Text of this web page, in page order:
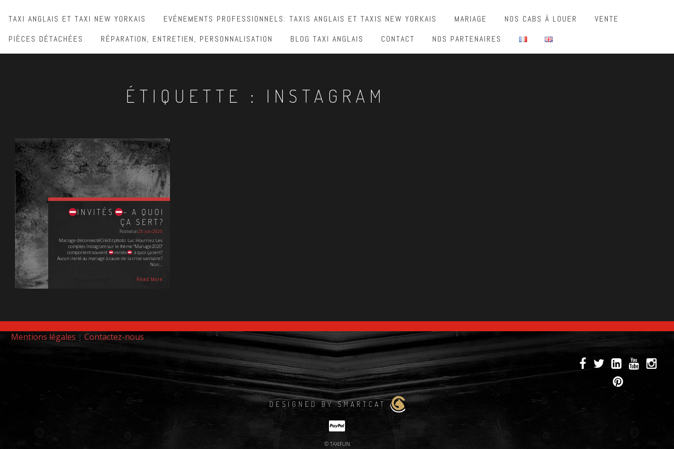
TAXI ANGLAIS ET TAXI NEW YORKAIS EVÉNEMENTS PROFESSIONNELS: TAXIS ANGLAIS ET TAXIS NEW YORKAIS MARIAGE NOS CABS À LOUER
VENTE
PIÈCES DÉTACHÉES
RÉPARATION, ENTRETIEN, PERSONNALISATION BLOG TAXI ANGLAIS CONTACT NOS PARTENAIRES
ÉTIQUETTE : INSTAGRAM
INVITÉS
- A QUOI
ÇA SERT?
Posted on25 juin 2020
Mariage déconnectéCrédit photo: Luc Hourriez Les
comptes Instagram sur le thème "Mariage2020"
comportent souvent
invités
: à quoi ça sert?
Aucun invité au mariage à cause de la crise sanitaire?
Non:…
Read More
Mentions légales | Contactez-nous
DESIGNED BY SMARTCAT
© TAXIFUN